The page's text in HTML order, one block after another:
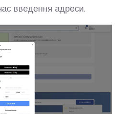
введення адреси.